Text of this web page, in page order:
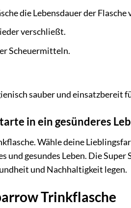
die Lebensdauer der Flasche
verschließt.
Scheuermitteln.
sauber und einsatzbereit
in ein gesünderes
Wähle deine
und gesundes Leben. Die
und Nachhaltigkeit legen.
Trinkflasche